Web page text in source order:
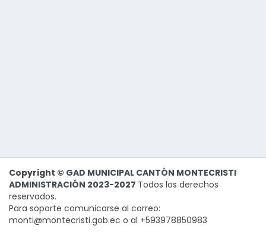
Copyright © GAD MUNICIPAL CANTÓN MONTECRISTI
ADMINISTRACIÓN 2023-2027 Todos los derechos
reservados.
Para soporte comunicarse al correo:
monti@montecristi.gob.ec o al +593978850983